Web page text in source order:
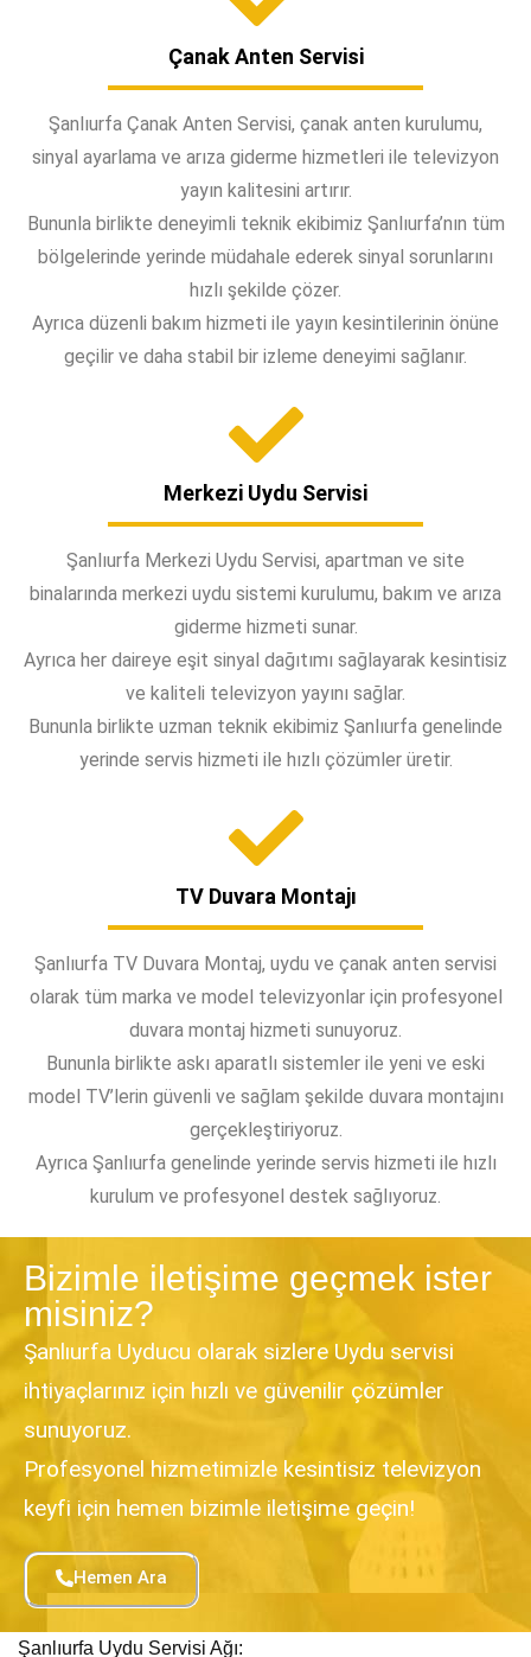
Çanak Anten Servisi
Şanlıurfa Çanak Anten Servisi, çanak anten kurulumu,
sinyal ayarlama ve arıza giderme hizmetleri ile televizyon
yayın kalitesini artırır.
Bununla birlikte deneyimli teknik ekibimiz Şanlıurfa’nın tüm
bölgelerinde yerinde müdahale ederek sinyal sorunlarını
hızlı şekilde çözer.
Ayrıca düzenli bakım hizmeti ile yayın kesintilerinin önüne
geçilir ve daha stabil bir izleme deneyimi sağlanır.
Merkezi Uydu Servisi
Şanlıurfa Merkezi Uydu Servisi, apartman ve site
binalarında merkezi uydu sistemi kurulumu, bakım ve arıza
giderme hizmeti sunar.
Ayrıca her daireye eşit sinyal dağıtımı sağlayarak kesintisiz
ve kaliteli televizyon yayını sağlar.
Bununla birlikte uzman teknik ekibimiz Şanlıurfa genelinde
yerinde servis hizmeti ile hızlı çözümler üretir.
TV Duvara Montajı
Şanlıurfa TV Duvara Montaj, uydu ve çanak anten servisi
olarak tüm marka ve model televizyonlar için profesyonel
duvara montaj hizmeti sunuyoruz.
Bununla birlikte askı aparatlı sistemler ile yeni ve eski
model TV’lerin güvenli ve sağlam şekilde duvara montajını
gerçekleştiriyoruz.
Ayrıca Şanlıurfa genelinde yerinde servis hizmeti ile hızlı
kurulum ve profesyonel destek sağlıyoruz.
Bizimle iletişime geçmek ister
misiniz?
Şanlıurfa Uyducu olarak sizlere Uydu servisi
ihtiyaçlarınız için hızlı ve güvenilir çözümler
sunuyoruz.
Profesyonel hizmetimizle kesintisiz televizyon
keyfi için hemen bizimle iletişime geçin!
Hemen Ara
Şanlıurfa Uydu Servisi Ağı: